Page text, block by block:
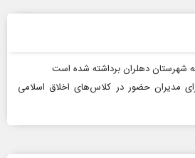
شهرستان دهلران برداشته شده است
مدیران حضور در کلاس‌های اخلاق اسلامی